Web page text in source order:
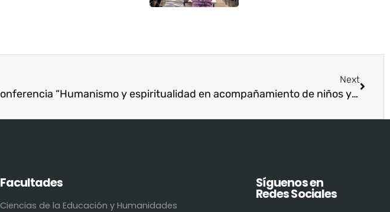
Next
Conferencia “Humanismo y espiritualidad en acompañamiento de niños y jóvenes: Retos de la educación post pandemia covid-19”
Facultades
Ciencias de la Educación y Humanidades
Síguenos en
Redes Sociales